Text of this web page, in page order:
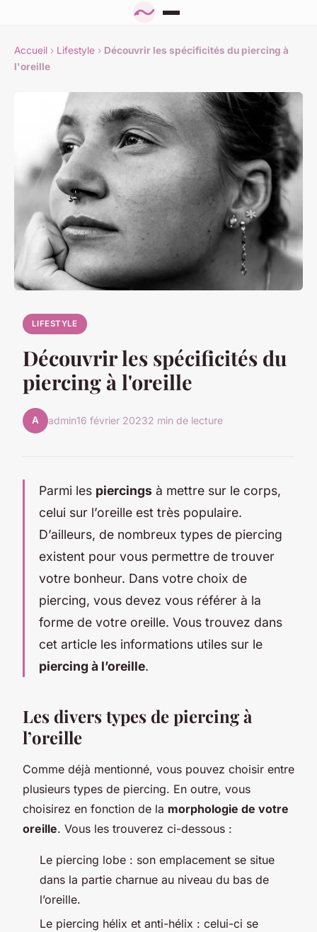
Accueil › Lifestyle › Découvrir les spécificités du piercing à
l'oreille
LIFESTYLE
Découvrir les spécificités du
piercing à l'oreille
A admin16 février 20232 min de lecture
Parmi les piercings à mettre sur le corps,
celui sur l’oreille est très populaire.
D’ailleurs, de nombreux types de piercing
existent pour vous permettre de trouver
votre bonheur. Dans votre choix de
piercing, vous devez vous référer à la
forme de votre oreille. Vous trouvez dans
cet article les informations utiles sur le
piercing à l’oreille.
Les divers types de piercing à
l’oreille
Comme déjà mentionné, vous pouvez choisir entre
plusieurs types de piercing. En outre, vous
choisirez en fonction de la morphologie de votre
oreille. Vous les trouverez ci-dessous :
Le piercing lobe : son emplacement se situe
dans la partie charnue au niveau du bas de
l’oreille.
Le piercing hélix et anti-hélix : celui-ci se